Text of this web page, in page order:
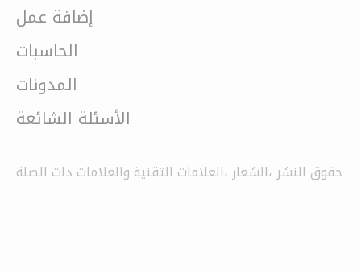
إضافة عمل
الحاسبات
المدونات
الأسئلة الشائعة
حقوق النشر ،الشعار ،العلامات التقنية والعلامات ذات الصلة